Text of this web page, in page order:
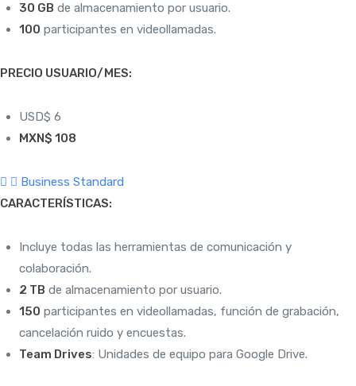
30 GB de almacenamiento por usuario.
100 participantes en videollamadas.
PRECIO USUARIO/MES:
USD$ 6
MXN$ 108
Business Standard
CARACTERÍSTICAS:
Incluye todas las herramientas de comunicación y
colaboración.
2 TB de almacenamiento por usuario.
150 participantes en videollamadas, función de grabación,
cancelación ruido y encuestas.
Team Drives: Unidades de equipo para Google Drive.